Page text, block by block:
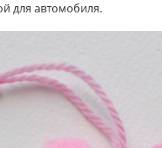
для автомобиля.